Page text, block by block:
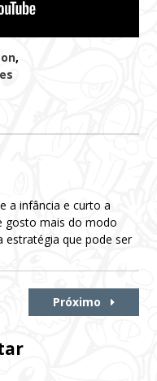
,
a infância e curto a
gosto mais do modo
estratégia que pode ser
Próximo